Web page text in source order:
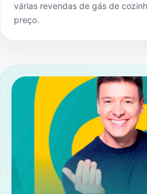
várias revendas de gás de
preço.